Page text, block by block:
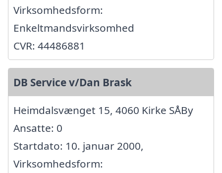
Virksomhedsform:
Enkeltmandsvirksomhed
CVR: 44486881
DB Service v/Dan Brask
Heimdalsvænget 15, 4060 Kirke SÅBy
Ansatte: 0
Startdato: 10. januar 2000,
Virksomhedsform: